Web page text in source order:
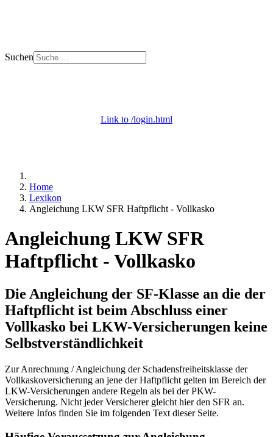
Suchen
Link to /login.html
Home
Lexikon
Angleichung LKW SFR Haftpflicht - Vollkasko
Angleichung LKW SFR
Haftpflicht - Vollkasko
Die Angleichung der SF-Klasse an die der
Haftpflicht ist beim Abschluss einer
Vollkasko bei LKW-Versicherungen keine
Selbstverständlichkeit
Zur Anrechnung / Angleichung der Schadensfreiheitsklasse der
Vollkaskoversicherung an jene der Haftpflicht gelten im Bereich der
LKW-Versicherungen andere Regeln als bei der PKW-
Versicherung. Nicht jeder Versicherer gleicht hier den SFR an.
Weitere Infos finden Sie im folgenden Text dieser Seite.